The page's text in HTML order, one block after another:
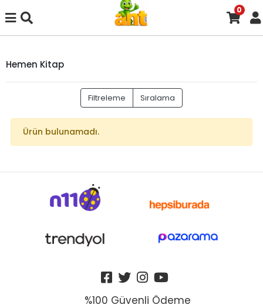
0
Hemen Kitap
Filtreleme Sıralama
Ürün bulunamadı.
%100 Güvenli Ödeme